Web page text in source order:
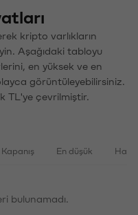
kripto varlıkların
Aşağıdaki tabloyu
en yüksek ve en
görüntüleyebilirsiniz.
TL'ye çevrilmiştir.
Kapanış En düşük
bulunamadı.